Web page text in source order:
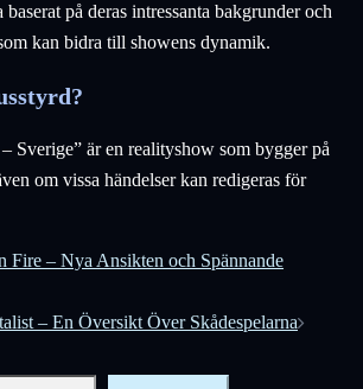
på deras intressanta bakgrunder och
kan bidra till showens dynamik.
Sverige” är en realityshow som bygger på
om vissa händelser kan redigeras för
Fire – Nya Ansikten och Spännande
– En Översikt Över Skådespelarna